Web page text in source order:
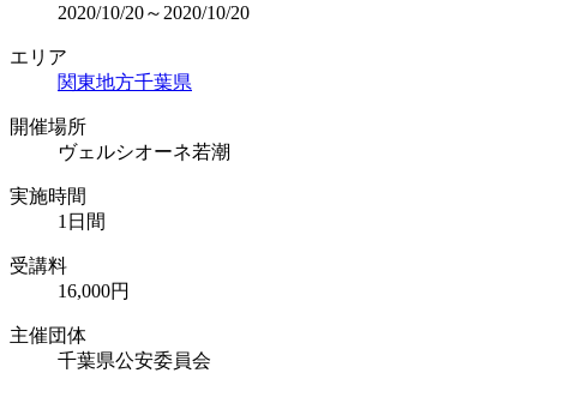
2020/10/20～2020/10/20
エリア
関東地方千葉県
開催場所
ヴェルシオーネ若潮
実施時間
1日間
受講料
16,000円
主催団体
千葉県公安委員会